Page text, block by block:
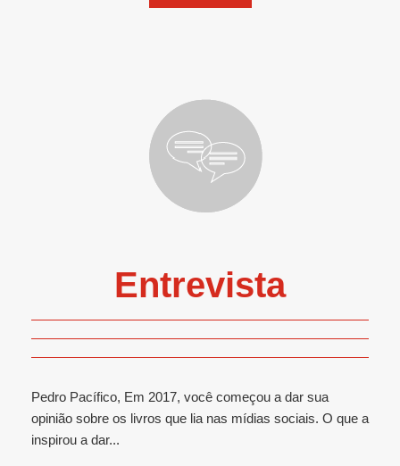
Entrevista
Pedro Pacífico, Em 2017, você começou a dar sua
opinião sobre os livros que lia nas mídias sociais. O que a
inspirou a dar...